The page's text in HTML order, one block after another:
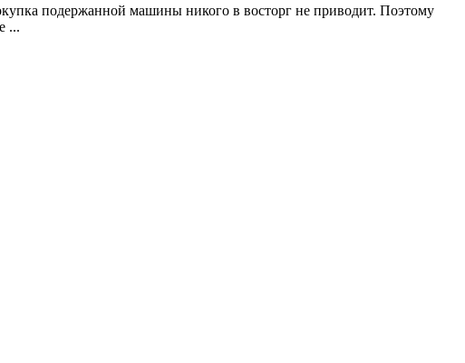
подержанной машины никого в восторг не приводит. Поэтому
...